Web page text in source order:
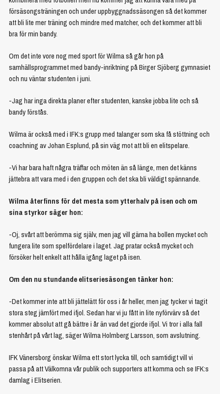
försäsongsträningen och under uppbyggnadssäsongen så det kommer
att bli lite mer träning och mindre med matcher, och det kommer att bli
bra för min bandy.
Om det inte vore nog med sport för Wilma så går hon på
samhällsprogrammet med bandy-inriktning på Birger Sjöberg gymnasiet
och nu väntar studenten i juni.
-Jag har inga direkta planer efter studenten, kanske jobba lite och så
bandy förstås.
Wilma är också med i IFK:s grupp med talanger som ska få stöttning och
coachning av Johan Esplund, på sin väg mot att bli en elitspelare.
-Vi har bara haft några träffar och möten än så länge, men det känns
jättebra att vara med i den gruppen och det ska bli väldigt spännande.
Wilma återfinns för det mesta som ytterhalv på isen och om
sina styrkor säger hon:
-Oj, svårt att berömma sig själv, men jag vill gärna ha bollen mycket och
fungera lite som spelfördelare i laget. Jag pratar också mycket och
försöker helt enkelt att hålla igång laget på isen.
Om den nu stundande elitseriesäsongen tänker hon:
-Det kommer inte att bli jättelätt för oss i år heller, men jag tycker vi tagit
stora steg jämfört med ifjol. Sedan har vi ju fått in lite nyförvärv så det
kommer absolut att gå bättre i år än vad det gjorde ifjol. Vi tror i alla fall
stenhårt på vårt lag, säger Wilma Holmberg Larsson, som avslutning.
IFK Vänersborg önskar Wilma ett stort lycka till, och samtidigt vill vi
passa på att Välkomna vår publik och supporters att komma och se IFK:s
damlag i Elitserien.